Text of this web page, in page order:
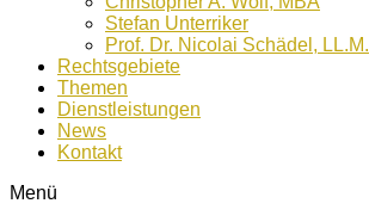
Stefan Unterriker
Prof. Dr. Nicolai Schädel, LL.M.
Rechtsgebiete
Themen
Dienstleistungen
News
Kontakt
Menü